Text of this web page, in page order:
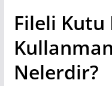
Fileli Kutu
Nelerdir?